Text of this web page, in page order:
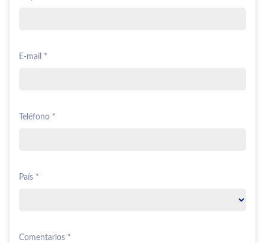
E-mail *
Teléfono *
País *
Comentarios *